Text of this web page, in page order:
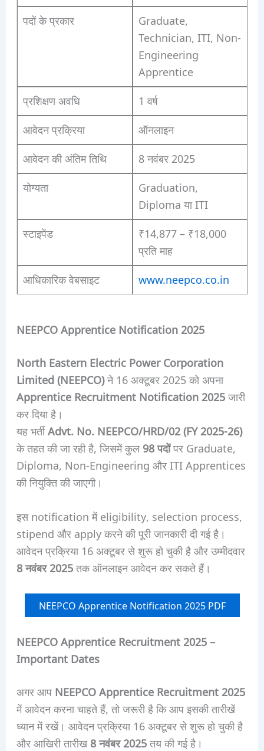
पदों के प्रकार
Graduate,
Technician, ITI, Non-
Engineering
Apprentice
प्रशिक्षण अवधि 1 वर्ष
आवेदन प्रक्रिया ऑनलाइन
आवेदन की अंतिम तिथि 8 नवंबर 2025
योग्यता
Graduation,
Diploma या ITI
स्टाइपेंड
₹14,877 – ₹18,000
प्रति माह
आधिकारिक वेबसाइट www.neepco.co.in
NEEPCO Apprentice Notification 2025
North Eastern Electric Power Corporation
Limited (NEEPCO)ने 16 अक्टूबर 2025 को अपना
Apprentice Recruitment Notification 2025जारी
कर दिया है।
यह भर्तीAdvt. No. NEEPCO/HRD/02 (FY 2025-26)
के तहत की जा रही है, जिसमें कुल 98 पदोंपर Graduate,
Diploma, Non-Engineering और ITI Apprentices
की नियुक्ति की जाएगी।
इस notification में eligibility, selection process,
stipend और apply करने की पूरी जानकारी दी गई है।
आवेदन प्रक्रिया 16 अक्टूबर से शुरू हो चुकी है और उम्मीदवार
8 नवंबर 2025तक ऑनलाइन आवेदन कर सकते हैं।
NEEPCO Apprentice Notification 2025 PDF
NEEPCO Apprentice Recruitment 2025 –
Important Dates
अगर आप NEEPCO Apprentice Recruitment 2025
में आवेदन करना चाहते हैं, तो जरूरी है कि आप इसकी तारीखें
ध्यान में रखें। आवेदन प्रक्रिया 16 अक्टूबर से शुरू हो चुकी है
और आखिरी तारीख8 नवंबर 2025तय की गई है।